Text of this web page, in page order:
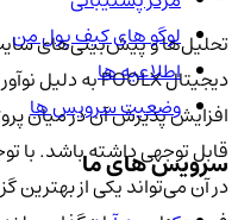
تحلیل‌ها و پیش‌بینی‌های
افزایش پذیرش آن در میان
قابل توجهی داشته باشد. با
در آن می‌تواند یکی از بهترین
لوگو های کیف پول من
اطلاعیه ها
وضعیت سرویس ها
سرویس های ما